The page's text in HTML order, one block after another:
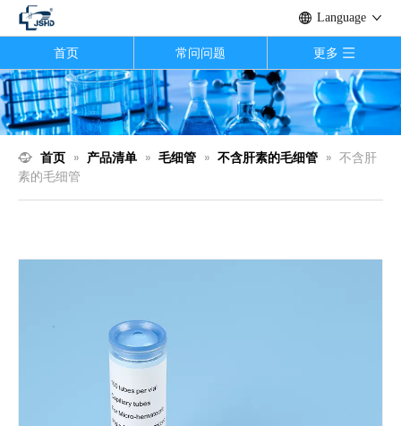
Language
首页 常问问题 更多
首页 » 产品清单 » 毛细管 » 不含肝素的毛细管 » 不含肝
素的毛细管